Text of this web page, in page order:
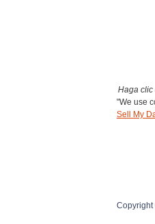
Haga clic
"We use
Sell My
Copyright